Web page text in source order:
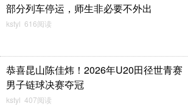
部分列车停运，师生非必要不外出
kstyl 616阅读
恭喜昆山陈佳炜！2026年U20田径世青赛
男子链球决赛夺冠
kstyl 407阅读